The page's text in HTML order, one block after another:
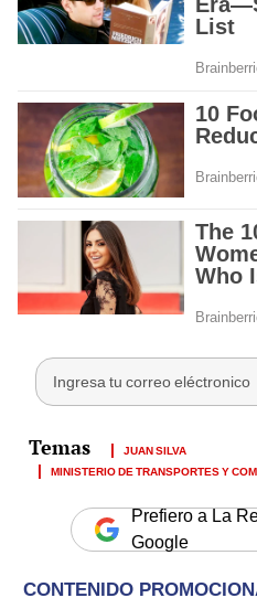
JUAN SILVA
MINISTERIO DE TRANSPORTES Y
Prefiero a La
Google